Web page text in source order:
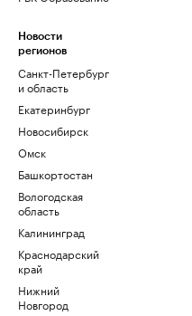
Новости
регионов
Санкт-Петербург
и область
Екатеринбург
Новосибирск
Омск
Башкортостан
Вологодская
область
Калининград
Краснодарский
край
Нижний
Новгород